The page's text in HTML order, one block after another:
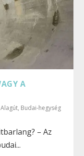
A
Alagút, Budai-hegység
– Az